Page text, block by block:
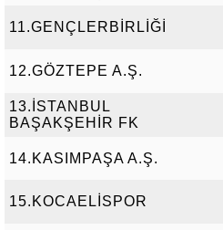
11.GENÇLERBİRLİĞİ
12.GÖZTEPE A.Ş.
13.İSTANBUL
BAŞAKŞEHİR FK
14.KASIMPAŞA A.Ş.
15.KOCAELİSPOR